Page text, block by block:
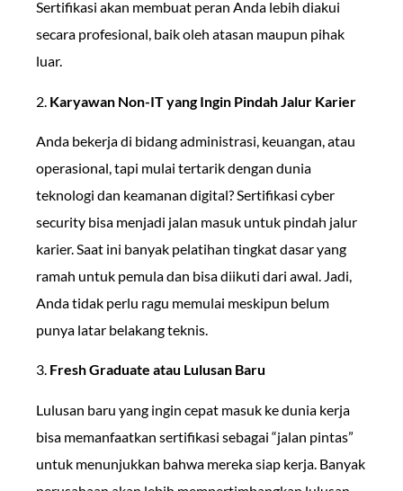
Sertifikasi akan membuat peran Anda lebih diakui
secara profesional, baik oleh atasan maupun pihak
luar.
2. Karyawan Non-IT yang Ingin Pindah Jalur Karier
Anda bekerja di bidang administrasi, keuangan, atau
operasional, tapi mulai tertarik dengan dunia
teknologi dan keamanan digital? Sertifikasi cyber
security bisa menjadi jalan masuk untuk pindah jalur
karier. Saat ini banyak pelatihan tingkat dasar yang
ramah untuk pemula dan bisa diikuti dari awal. Jadi,
Anda tidak perlu ragu memulai meskipun belum
punya latar belakang teknis.
3. Fresh Graduate atau Lulusan Baru
Lulusan baru yang ingin cepat masuk ke dunia kerja
bisa memanfaatkan sertifikasi sebagai “jalan pintas”
untuk menunjukkan bahwa mereka siap kerja. Banyak